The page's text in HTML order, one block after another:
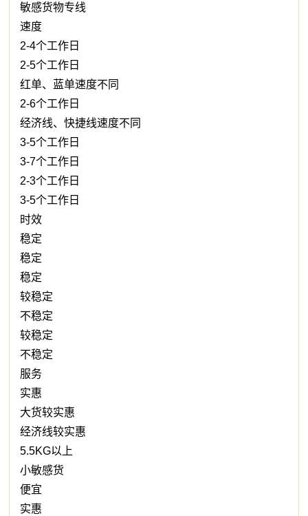
敏感货物专线
速度
2-4个工作日
2-5个工作日
红单、蓝单速度不同
2-6个工作日
经济线、快捷线速度不同
3-5个工作日
3-7个工作日
2-3个工作日
3-5个工作日
时效
稳定
稳定
稳定
较稳定
不稳定
较稳定
不稳定
服务
实惠
大货较实惠
经济线较实惠
5.5KG以上
小敏感货
便宜
实惠